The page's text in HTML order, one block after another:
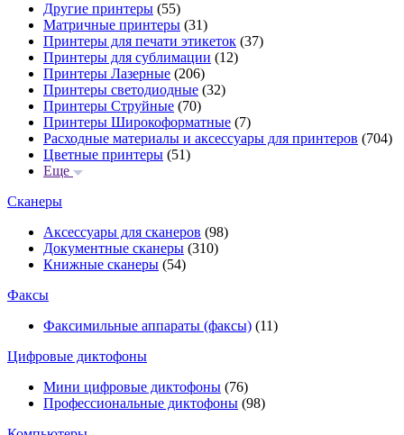
Другие принтеры (55)
Матричные принтеры (31)
Принтеры для печати этикеток (37)
Принтеры для сублимации (12)
Принтеры Лазерные (206)
Принтеры светодиодные (32)
Принтеры Струйные (70)
Принтеры Широкоформатные (7)
Расходные материалы и аксессуары для принтеров (704)
Цветные принтеры (51)
Еще
Сканеры
Аксессуары для сканеров (98)
Документные сканеры (310)
Книжные сканеры (54)
Факсы
Факсимильные аппараты (факсы) (11)
Цифровые диктофоны
Мини цифровые диктофоны (76)
Профессиональные диктофоны (98)